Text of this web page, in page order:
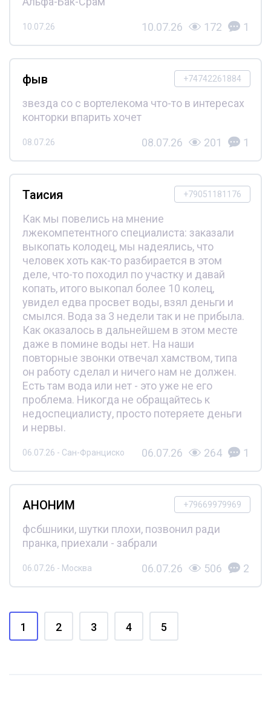
10.07.26 10.07.26 172 1
+74742261884
фыв
звезда со с вортелекома что-то в интересах
конторки впарить хочет
08.07.26 08.07.26 201 1
+79051181176
Таисия
Как мы повелись на мнение
лжекомпетентного специалиста: заказали
выкопать колодец, мы надеялись, что
человек хоть как-то разбирается в этом
деле, что-то походил по участку и давай
копать, итого выкопал более 10 колец,
увидел едва просвет воды, взял деньги и
смылся. Вода за 3 недели так и не прибыла.
Как оказалось в дальнейшем в этом месте
даже в помине воды нет. На наши
повторные звонки отвечал хамством, типа
он работу сделал и ничего нам не должен.
Есть там вода или нет - это уже не его
проблема. Никогда не обращайтесь к
недоспециалисту, просто потеряете деньги
и нервы.
06.07.26 - Сан-Франциско 06.07.26 264 1
+79669979969
АНОНИМ
фсбшники, шутки плохи, позвонил ради
пранка, приехали - забрали
06.07.26 - Москва 06.07.26 506 2
1 2 3 4 5